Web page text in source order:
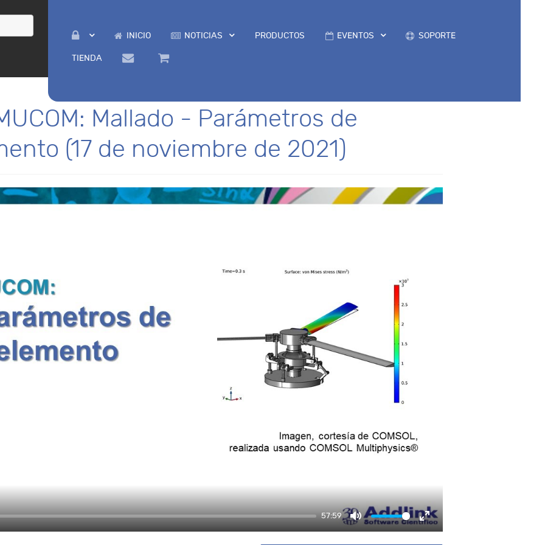
INICIO NOTICIAS PRODUCTOS EVENTOS SOPORTE
TIENDA
Mallado - Parámetros de
(17 de noviembre de 2021)
57:59
Mute Enter fullscreen